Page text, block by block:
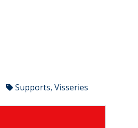
Supports, Visseries